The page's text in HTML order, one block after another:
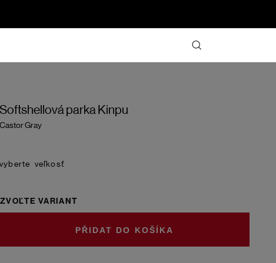
Softshellová parka Kinpu
Castor Gray
veľkosť
ZVOĽTE VARIANT
DO KOŠÍKA